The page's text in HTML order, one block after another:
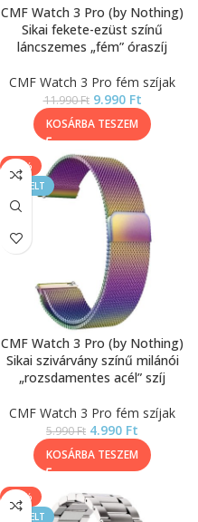
CMF Watch 3 Pro (by Nothing)
Sikai fekete-ezüst színű
láncszemes „fém” óraszíj
CMF Watch 3 Pro fém szíjak
11.990Ft 9.990 Ft
KOSÁRBA TESZEM
-17%
KIEMELT
CMF Watch 3 Pro (by Nothing)
Sikai szivárvány színű milánói
„rozsdamentes acél” szíj
CMF Watch 3 Pro fém szíjak
5.990Ft 4.990 Ft
KOSÁRBA TESZEM
-40%
KIEMELT